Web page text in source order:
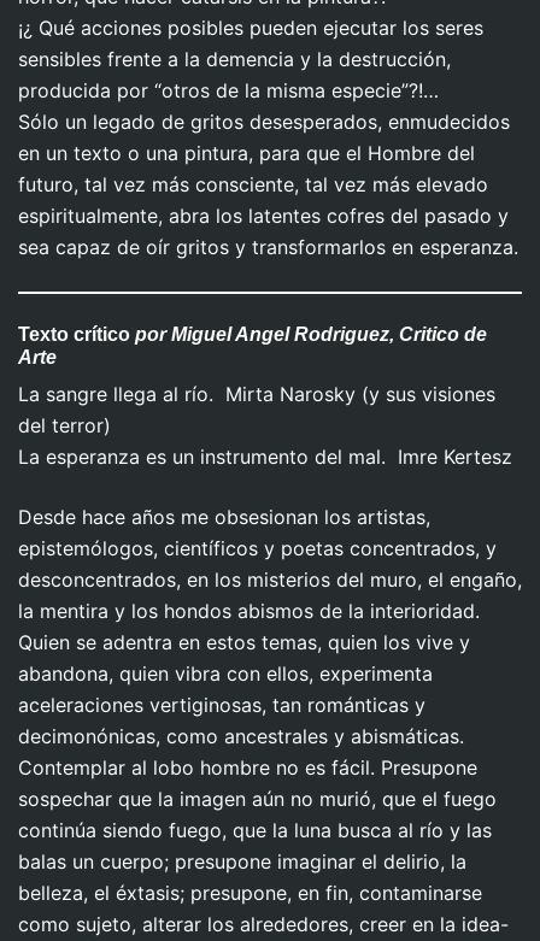
¡¿ Qué acciones posibles pueden ejecutar los seres
sensibles frente a la demencia y la destrucción,
producida por “otros de la misma especie”?!…
Sólo un legado de gritos desesperados, enmudecidos
en un texto o una pintura, para que el Hombre del
futuro, tal vez más consciente, tal vez más elevado
espiritualmente, abra los latentes cofres del pasado y
sea capaz de oír gritos y transformarlos en esperanza.
Texto crítico por Miguel Angel Rodriguez, Critico de
Arte
La sangre llega al río. Mirta Narosky (y sus visiones
del terror)
La esperanza es un instrumento del mal. Imre Kertesz
Desde hace años me obsesionan los artistas,
epistemólogos, científicos y poetas concentrados, y
desconcentrados, en los misterios del muro, el engaño,
la mentira y los hondos abismos de la interioridad.
Quien se adentra en estos temas, quien los vive y
abandona, quien vibra con ellos, experimenta
aceleraciones vertiginosas, tan románticas y
decimonónicas, como ancestrales y abismáticas.
Contemplar al lobo hombre no es fácil. Presupone
sospechar que la imagen aún no murió, que el fuego
continúa siendo fuego, que la luna busca al río y las
balas un cuerpo; presupone imaginar el delirio, la
belleza, el éxtasis; presupone, en fin, contaminarse
como sujeto, alterar los alrededores, creer en la idea-